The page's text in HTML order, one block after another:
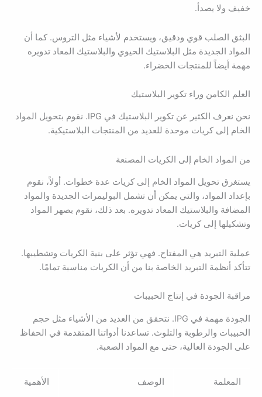
خفيف ولا يصدأ.
البثق الصلب قوي ودقيق، ويستخدم لأشياء مثل التروس. كما أن
المواد الجديدة مثل البلاستيك الحيوي والبلاستيك المعاد تدويره
مهمة أيضاً للمنتجات الخضراء.
العلم الكامن وراء تكوير البلاستيك
نحن نعرف الكثير عن تكوير البلاستيك في IPG. نقوم بتحويل المواد
الخام إلى كريات موحدة للعديد من المنتجات البلاستيكية.
من المواد الخام إلى الكريات المصنعة
يستغرق تحويل المواد الخام إلى كريات عدة خطوات. أولاً، نقوم
بإعداد المواد، والتي يمكن أن تشمل البوليمرات الجديدة والمواد
المضافة والبلاستيك المعاد تدويره. بعد ذلك، نقوم بصهر المواد
وتشكيلها إلى كريات.
عملية التبريد هي المفتاح. فهي تؤثر على بنية الكريات وتشطيبها.
تتأكد أنظمة التبريد الخاصة بنا من أن الكريات مناسبة تمامًا.
مراقبة الجودة في إنتاج الحبيبات
الجودة مهمة في IPG. نتحقق من العديد من الأشياء مثل حجم
الحبيبات والرطوبة والتلوث. تساعدنا أدواتنا المتقدمة في الحفاظ
على الجودة العالية، حتى مع المواد الصعبة.
المعلمة الوصف الأهمية